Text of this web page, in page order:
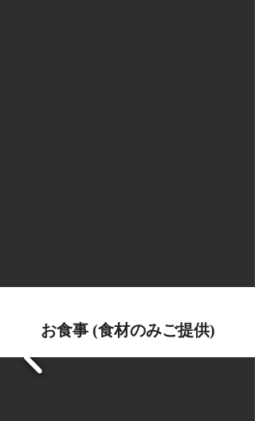
お食事 (食材のみご提供)